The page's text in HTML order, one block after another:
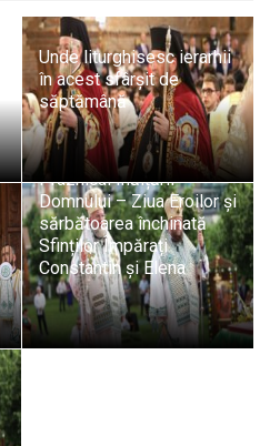
Unde liturghisesc ierarhii
în acest sfârșit de
săptămână
Unde slujesc ierarhii de
Praznicul Înălțării
Domnului – Ziua Eroilor și
sărbătoarea închinată
Sfinților Împărați
Constantin și Elena